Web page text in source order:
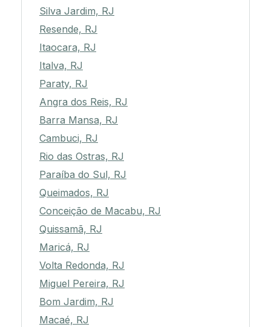
Silva Jardim, RJ
Resende, RJ
Itaocara, RJ
Italva, RJ
Paraty, RJ
Angra dos Reis, RJ
Barra Mansa, RJ
Cambuci, RJ
Rio das Ostras, RJ
Paraíba do Sul, RJ
Queimados, RJ
Conceição de Macabu, RJ
Quissamã, RJ
Maricá, RJ
Volta Redonda, RJ
Miguel Pereira, RJ
Bom Jardim, RJ
Macaé, RJ